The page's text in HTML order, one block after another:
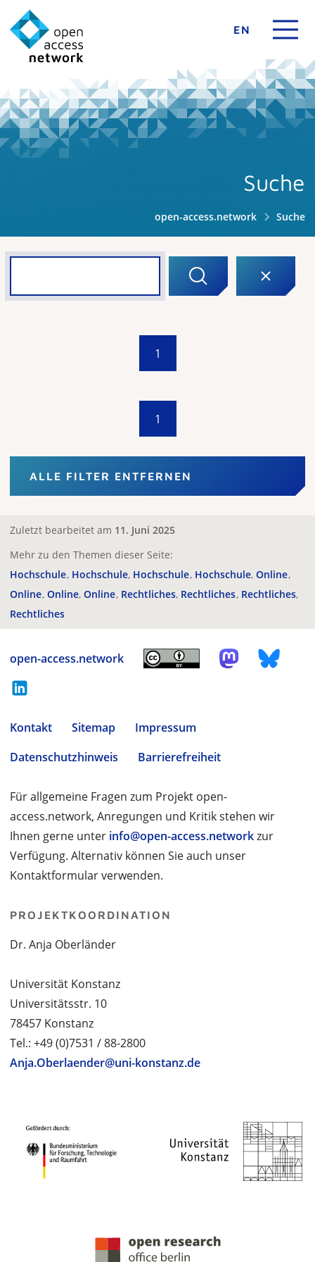
EN
Suche
open-access.network Suche
1
1
ALLE FILTER ENTFERNEN
Zuletzt bearbeitet am 11. Juni 2025
Mehr zu den Themen dieser Seite:
Hochschule Hochschule Hochschule Hochschule Online
Online Online Online Rechtliches Rechtliches Rechtliches
Rechtliches
open-access.network
Kontakt Sitemap
Impressum
Datenschutzhinweis
Barrierefreiheit
Für allgemeine Fragen zum Projekt open-
access.network, Anregungen und Kritik stehen wir
Ihnen gerne unter info@open-access.networkzur
Verfügung. Alternativ können Sie auch unser
Kontaktformular verwenden.
PROJEKTKOORDINATION
Dr. Anja Oberländer
Universität Konstanz
Universitätsstr. 10
78457 Konstanz
Tel.: +49 (0)7531 / 88-2800
Anja.Oberlaender@uni-konstanz.de